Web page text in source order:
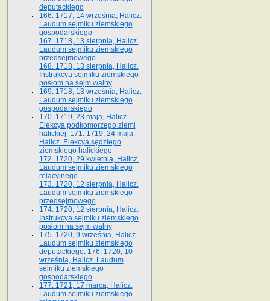
deputackiego
166. 1717, 14 września, Halicz.
Laudum sejmiku ziemskiego
gospodarskiego
167. 1718, 13 sierpnia, Halicz.
Laudum sejmiku ziemskiego
przedsejmowego
168. 1718, 13 sierpnia, Halicz.
Instrukcya sejmiku ziemskiego
posłom na sejm walny
169. 1718, 13 września, Halicz.
Laudum sejmiku ziemskiego
gospodarskiego
170. 1719, 23 maja, Halicz.
Elekcya podkomorzego ziemi
halickiej. 171. 1719, 24 maja,
Halicz. Elekcya sędziego
ziemskiego halickiego
172. 1720, 29 kwietnia, Halicz.
Laudum sejmiku ziemskiego
relacyjnego
173. 1720, 12 sierpnia, Halicz.
Laudum sejmiku ziemskiego
przedsejmowego
174. 1720, 12 sierpnia, Halicz.
Instrukcya sejmiku ziemskiego
posłom na sejm walny
175. 1720, 9 września, Halicz.
Laudum sejmiku ziemskiego
deputackiego. 176. 1720, 10
września, Halicz. Laudum
sejmiku ziemskiego
gospodarskiego
177. 1721, 17 marca, Halicz.
Laudum sejmiku ziemskiego